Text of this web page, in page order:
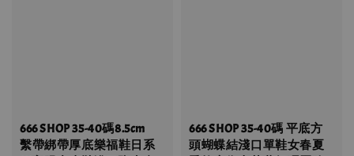
666 SHOP 35-40碼8.5cm
繫帶綁帶厚底樂福鞋日系
666 SHOP 35-40碼 平底方
頭蝴蝶結淺口單鞋女春夏